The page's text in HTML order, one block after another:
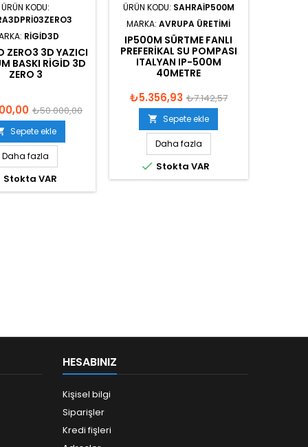
ÜRÜN KODU:
RIGID3D
ZERO3 3D YAZICI
BASKI RIGID 3D
ZERO 3
₺50.000,00
Sepete ekle
Daha fazla
Stokta VAR
ÜRÜN KODU: SAHRAIP500M
MARKA:AVRUPA ÜRETIMI
IP500M SÜRTME FANLI
PREFERIKAL SU POMPASI
ITALYAN IP-500M
40METRE
₺5.356,93 ₺7.142,57
 Sepete ekle
Daha fazla
 Stokta VAR
HESABINIZ
Kişisel bilgi
Siparişler
Kredi fişleri